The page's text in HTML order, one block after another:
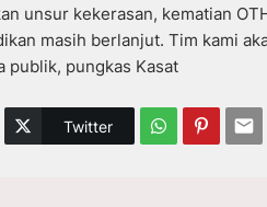
unsur kekerasan, kematian
masih berlanjut. Tim kami
publik, pungkas Kasat
Twitter